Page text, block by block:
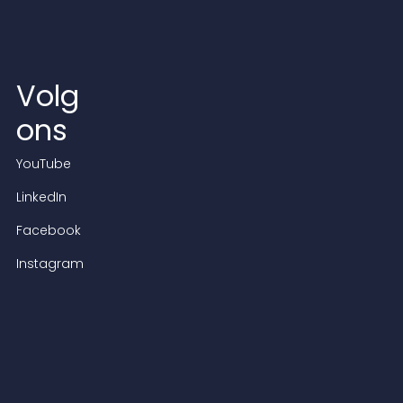
Volg
ons
YouTube
LinkedIn
Facebook
Instagram